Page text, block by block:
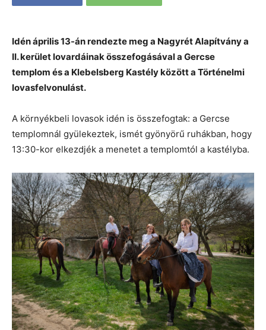
Idén április 13-án rendezte meg a Nagyrét Alapítvány a
II. kerület lovardáinak összefogásával a Gercse
templom és a Klebelsberg Kastély között a Történelmi
lovasfelvonulást.
A környékbeli lovasok idén is összefogtak: a Gercse
templomnál gyülekeztek, ismét gyönyörű ruhákban, hogy
13:30-kor elkezdjék a menetet a templomtól a kastélyba.